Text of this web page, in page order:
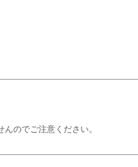
のでご注意ください。